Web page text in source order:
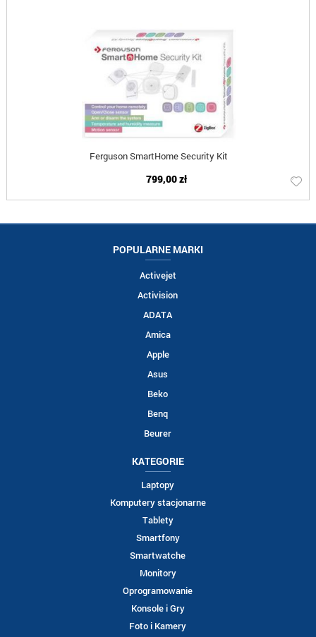
Ferguson SmartHome Security Kit
799,00 zł
POPULARNE MARKI
Activejet
Activision
ADATA
Amica
Apple
Asus
Beko
Benq
Beurer
KATEGORIE
Laptopy
Komputery stacjonarne
Tablety
Smartfony
Smartwatche
Monitory
Oprogramowanie
Konsole i Gry
Foto i Kamery